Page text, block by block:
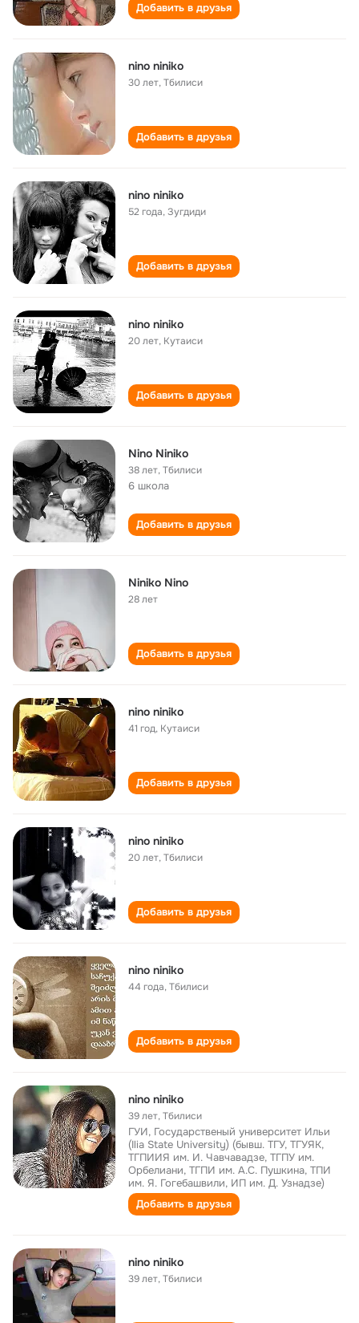
Добавить в друзья
nino niniko
30 лет,Тбилиси
Добавить в друзья
nino niniko
52 года,Зугдиди
Добавить в друзья
nino niniko
20 лет, Кутаиси
Добавить в друзья
Nino Niniko
38 лет,Тбилиси
6 школа
Добавить в друзья
Niniko Nino
28 лет
Добавить в друзья
nino niniko
41 год, Кутаиси
Добавить в друзья
nino niniko
20 лет,Тбилиси
Добавить в друзья
nino niniko
44 года,Тбилиси
Добавить в друзья
nino niniko
39 лет,Тбилиси
ГУИ, Государственый университет Ильи
(Ilia State University) (бывш. ТГУ, ТГУЯК,
ТГПИИЯ им. И. Чавчавадзе, ТГПУ им.
Орбелиани, ТГПИ им. А.С. Пушкина, ТПИ
им. Я. Гогебашвили, ИП им. Д. Узнадзе)
Добавить в друзья
nino niniko
39 лет,Тбилиси